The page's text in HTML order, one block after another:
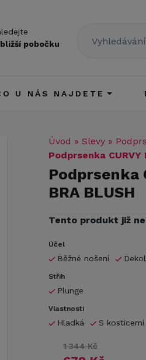
pobočku
U NÁS NAJDETE
Úvod » Slevy »
Podprsenka CURVY
Podprsenka
BRA BLUSH
Tento produkt již
Účel
Běžné nošení
Střih
Plunge
Vlastnosti
Hladká S kosticemi
1 344 Kč